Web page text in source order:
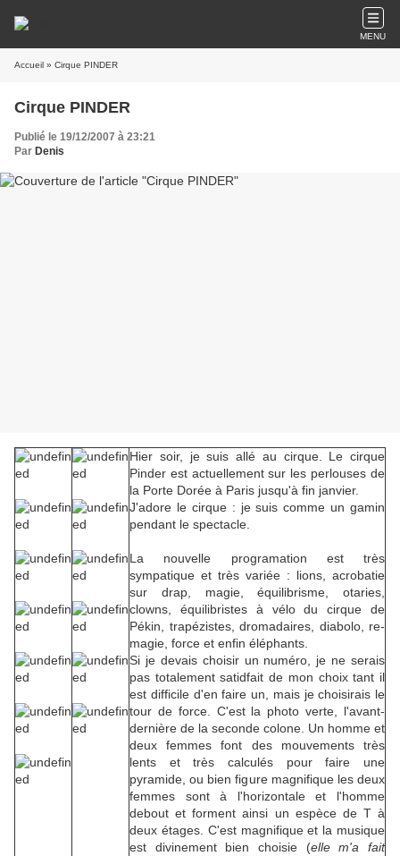
MENU
Accueil » Cirque PINDER
Cirque PINDER
Publié le 19/12/2007 à 23:21
Par Denis
Hier soir, je suis allé au cirque. Le cirque
Pinder est actuellement sur les perlouses de
la Porte Dorée à Paris jusqu'à fin janvier.
J'adore le cirque : je suis comme un gamin
pendant le spectacle.
La nouvelle programation est très
sympatique et très variée : lions, acrobatie
sur drap, magie, équilibrisme, otaries,
clowns, équilibristes à vélo du cirque de
Pékin, trapézistes, dromadaires, diabolo, re-
magie, force et enfin éléphants.
Si je devais choisir un numéro, je ne serais
pas totalement satidfait de mon choix tant il
est difficile d'en faire un, mais je choisirais le
tour de force. C'est la photo verte, l'avant-
dernière de la seconde colone. Un homme et
deux femmes font des mouvements très
lents et très calculés pour faire une
pyramide, ou bien figure magnifique les deux
femmes sont à l'horizontale et l'homme
debout et forment ainsi un espèce de T à
deux étages. C'est magnifique et la musique
est divinement bien choisie (elle m'a fait